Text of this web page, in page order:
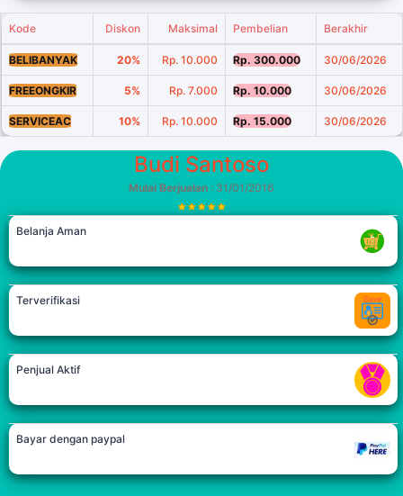
Kode Diskon Maksimal Pembelian Berakhir
BELIBANYAK 20% Rp. 10.000 Rp. 300.000 30/06/2026
FREEONGKIR 5% Rp. 7.000 Rp. 10.000 30/06/2026
SERVICEAC 10% Rp. 10.000 Rp. 15.000 30/06/2026
Budi Santoso
Mulai Berjualan : 31/01/2016
Belanja Aman
Terverifikasi
Penjual Aktif
Bayar dengan paypal